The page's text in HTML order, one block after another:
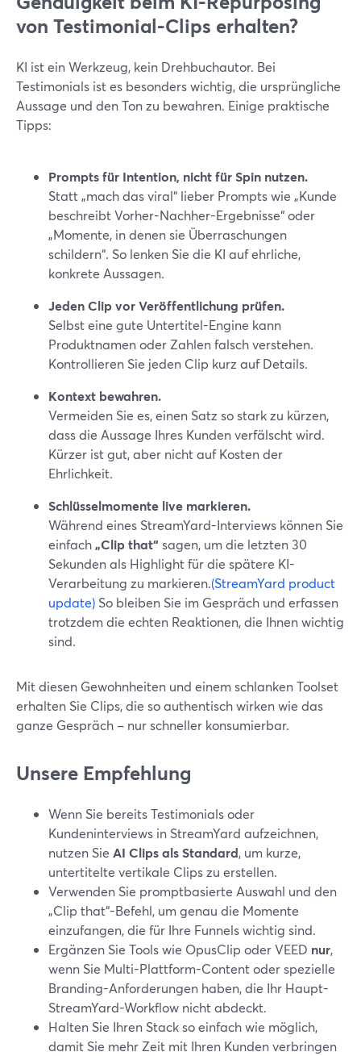
von Testimonial-Clips erhalten?
KI ist ein Werkzeug, kein Drehbuchautor. Bei
Testimonials ist es besonders wichtig, die ursprüngliche
Aussage und den Ton zu bewahren. Einige praktische
Tipps:
Prompts für Intention, nicht für Spin nutzen.
Statt „mach das viral“ lieber Prompts wie „Kunde
beschreibt Vorher-Nachher-Ergebnisse“ oder
„Momente, in denen sie Überraschungen
schildern“. So lenken Sie die KI auf ehrliche,
konkrete Aussagen.
Jeden Clip vor Veröffentlichung prüfen.
Selbst eine gute Untertitel-Engine kann
Produktnamen oder Zahlen falsch verstehen.
Kontrollieren Sie jeden Clip kurz auf Details.
Kontext bewahren.
Vermeiden Sie es, einen Satz so stark zu kürzen,
dass die Aussage Ihres Kunden verfälscht wird.
Kürzer ist gut, aber nicht auf Kosten der
Ehrlichkeit.
Schlüsselmomente live markieren.
Während eines StreamYard-Interviews können Sie
einfach„Clip that“ sagen, um die letzten 30
Sekunden als Highlight für die spätere KI-
Verarbeitung zu markieren.(StreamYard product
update) So bleiben Sie im Gespräch und erfassen
trotzdem die echten Reaktionen, die Ihnen wichtig
sind.
Mit diesen Gewohnheiten und einem schlanken Toolset
erhalten Sie Clips, die so authentisch wirken wie das
ganze Gespräch – nur schneller konsumierbar.
Unsere Empfehlung
Wenn Sie bereits Testimonials oder
Kundeninterviews in StreamYard aufzeichnen,
nutzen Sie AI Clips als Standard, um kurze,
untertitelte vertikale Clips zu erstellen.
Verwenden Sie promptbasierte Auswahl und den
„Clip that“-Befehl, um genau die Momente
einzufangen, die für Ihre Funnels wichtig sind.
Ergänzen Sie Tools wie OpusClip oder VEED nur,
wenn Sie Multi-Plattform-Content oder spezielle
Branding-Anforderungen haben, die Ihr Haupt-
StreamYard-Workflow nicht abdeckt.
Halten Sie Ihren Stack so einfach wie möglich,
damit Sie mehr Zeit mit Ihren Kunden verbringen